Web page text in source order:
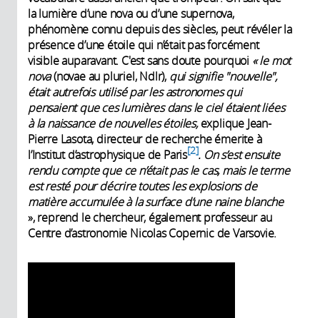
la lumière d’une nova ou d’une supernova,
phénomène connu depuis des siècles, peut révéler la
présence d’une étoile qui n’était pas forcément
visible auparavant. C'est sans doute pourquoi « le mot
nova(novae au pluriel, Ndlr), qui signifie "nouvelle",
était autrefois utilisé par les astronomes qui
pensaient que ces lumières dans le ciel étaient liées
à la naissance de nouvelles étoiles,explique Jean-
Pierre Lasota, directeur de recherche émerite à
l’Institut d’astrophysique de Paris 2 . On s’est ensuite
rendu compteque ce n’était pas le cas, mais le terme
est resté pour décrire toutes les explosions de
matière accumulée à la surface d’une naine blanche
», reprend le chercheur, également professeur au
Centre d’astronomie Nicolas Copernic de Varsovie.